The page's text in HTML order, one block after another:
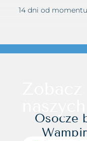
14 dni od
Osocze